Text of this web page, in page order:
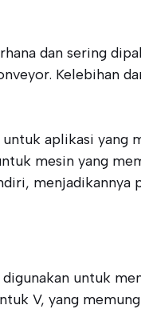
dan sering
Kelebihan
aplikasi
mesin yang
untuk
V, yang